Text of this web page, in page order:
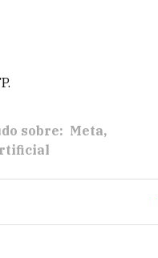
sobre: Meta